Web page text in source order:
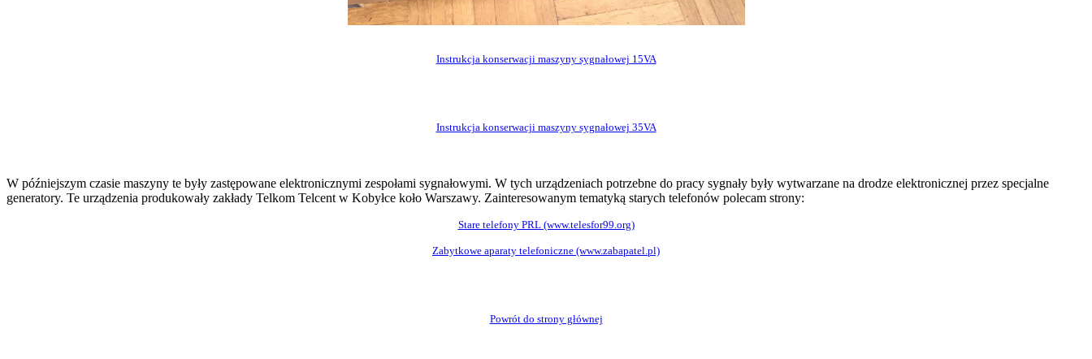
Instrukcja konserwacji maszyny sygnałowej 15VA
Instrukcja konserwacji maszyny sygnałowej 35VA
W późniejszym czasie maszyny te były zastępowane elektronicznymi zespołami sygnałowymi. W tych urządzeniach potrzebne do pracy sygnały były wytwarzane na drodze elektronicznej przez specjalne
generatory. Te urządzenia produkowały zakłady Telkom Telcent w Kobyłce koło Warszawy. Zainteresowanym tematyką starych telefonów polecam strony:
Stare telefony PRL (www.telesfor99.org)
Zabytkowe aparaty telefoniczne (www.zabapatel.pl)
Powrót do strony głównej